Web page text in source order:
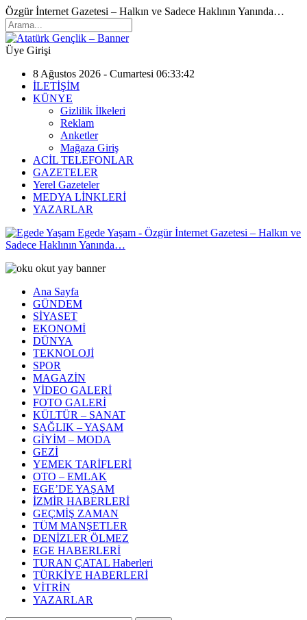
Özgür İnternet Gazetesi – Halkın ve Sadece Haklının Yanında…
Üye Girişi
8 Ağustos 2026 - Cumartesi 06:33:42
İLETİŞİM
KÜNYE
Gizlilik İlkeleri
Reklam
Anketler
Mağaza Giriş
ACİL TELEFONLAR
GAZETELER
Yerel Gazeteler
MEDYA LİNKLERİ
YAZARLAR
Egede Yaşam - Özgür İnternet Gazetesi – Halkın ve
Sadece Haklının Yanında…
Ana Sayfa
GÜNDEM
SİYASET
EKONOMİ
DÜNYA
TEKNOLOJİ
SPOR
MAGAZİN
VİDEO GALERİ
FOTO GALERİ
KÜLTÜR – SANAT
SAĞLIK – YAŞAM
GİYİM – MODA
GEZİ
YEMEK TARİFLERİ
OTO – EMLAK
EGE’DE YAŞAM
İZMİR HABERLERİ
GEÇMİŞ ZAMAN
TÜM MANŞETLER
DENİZLER ÖLMEZ
EGE HABERLERİ
TURAN ÇATAL Haberleri
TÜRKİYE HABERLERİ
VİTRİN
YAZARLAR